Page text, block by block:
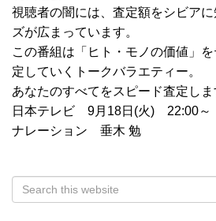
視聴者の闇には、査定額をシビア
ズが広まっています。
この番組は「ヒト・モノの価値」
定していくトークバラエティー。
あなたのすべてをスピード査定しま
日本テレビ 9月18日(火) 22:00～
ナレーション 垂木 勉